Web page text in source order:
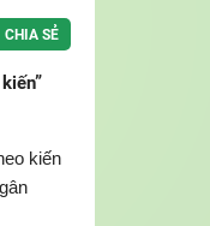
CHIA SẺ
kiến